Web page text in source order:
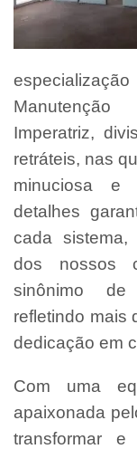
Imperatriz,
retráteis, nas
minuciosa e
detalhes
cada sistema,
dos nossos
sinônimo de
refletindo mais
dedicação em
Com uma
apaixonada
transformar